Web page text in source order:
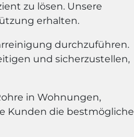
zu lösen. Unsere
erhalten.
durchzuführen.
und sicherzustellen,
in Wohnungen,
Kunden die bestmögliche